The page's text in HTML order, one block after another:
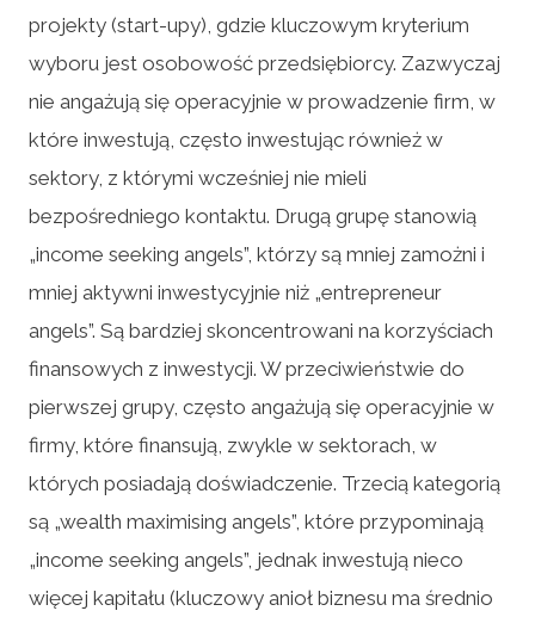
projekty (start-upy), gdzie kluczowym kryterium
wyboru jest osobowość przedsiębiorcy. Zazwyczaj
nie angażują się operacyjnie w prowadzenie firm, w
które inwestują, często inwestując również w
sektory, z którymi wcześniej nie mieli
bezpośredniego kontaktu. Drugą grupę stanowią
„income seeking angels”, którzy są mniej zamożni i
mniej aktywni inwestycyjnie niż „entrepreneur
angels”. Są bardziej skoncentrowani na korzyściach
finansowych z inwestycji. W przeciwieństwie do
pierwszej grupy, często angażują się operacyjnie w
firmy, które finansują, zwykle w sektorach, w
których posiadają doświadczenie. Trzecią kategorią
są „wealth maximising angels”, które przypominają
„income seeking angels”, jednak inwestują nieco
więcej kapitału (kluczowy anioł biznesu ma średnio